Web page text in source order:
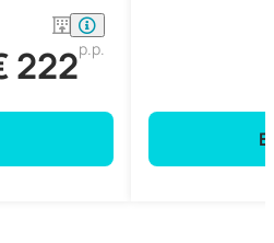
222p.p.